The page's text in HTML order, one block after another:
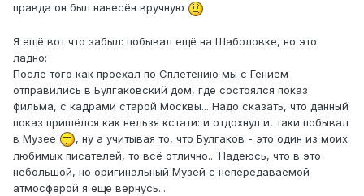
правда он был нанесён вручную
Я ещё вот что забыл: побывал ещё на Шаболовке, но это
ладно:
После того как проехал по Сплетению мы с Гением
отправились в Булгаковский дом, где состоялся показ
фильма, с кадрами старой Москвы... Надо сказать, что данный
показ пришёлся как нельзя кстати: и отдохнул и, таки побывал
в Музее
, ну а учитывая то, что Булгаков - это один из моих
любимых писателей, то всё отлично... Надеюсь, что в это
небольшой, но оригинальный Музей с непередаваемой
атмосферой я ещё вернусь...